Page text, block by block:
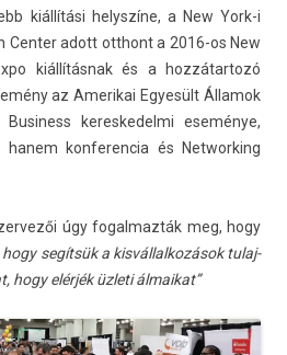
kiállítási helys­zíne, a New York-i
Cent­er adott otthont a 2016-os New
kiállításnak és a hoz­zátar­tozó
az Amerikai Egyesült Államok
keres­kedel­mi eseménye,
hanem kon­feren­cia és Net­work­ing
úgy fogal­mazták meg, hogy
hogy segítsük a kis­vállal­kozások tulaj­
hogy elérjék üzleti álmaikat”